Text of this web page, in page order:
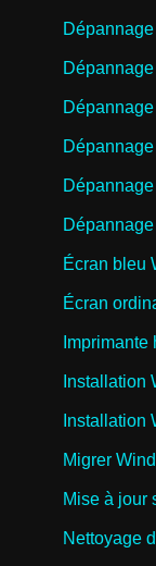
Écran bleu
Écran
Installation
Installation
Migrer
Mise à jour
Nettoyage